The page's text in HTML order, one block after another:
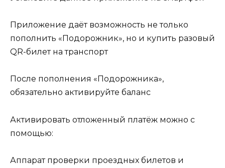
Приложение даёт возможность не только
пополнить «Подорожник», но и купить разовый
QR-билет на транспорт
После пополнения «Подорожника»,
обязательно активируйте баланс
Активировать отложенный платёж можно с
помощью:
Аппарат проверки проездных билетов и